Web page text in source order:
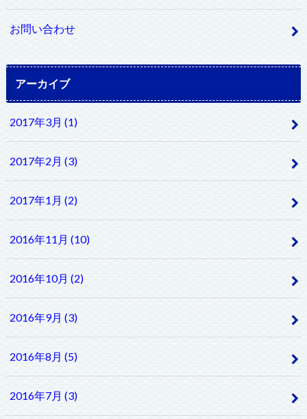
お問い合わせ
アーカイブ
2017年3月 (1)
2017年2月 (3)
2017年1月 (2)
2016年11月 (10)
2016年10月 (2)
2016年9月 (3)
2016年8月 (5)
2016年7月 (3)